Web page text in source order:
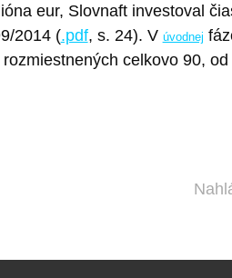
eur, Slovnaft investoval
2014 (.pdf, s. 24). V úvodnej
celkovo 90, od